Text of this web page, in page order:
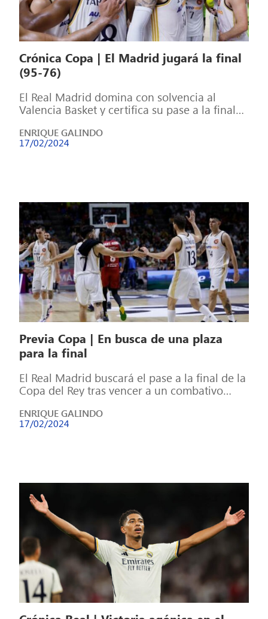
Crónica Copa | El Madrid jugará la final
(95-76)
El Real Madrid domina con solvencia al
Valencia Basket y certifica su pase a la final
ENRIQUE GALINDO
17/02/2024
Previa Copa | En busca de una plaza
para la final
El Real Madrid buscará el pase a la final de la
Copa del Rey tras vencer a un combativo
ENRIQUE GALINDO
17/02/2024